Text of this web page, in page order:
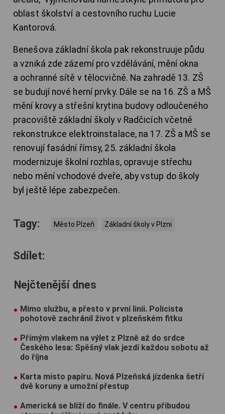
oblast školství a cestovního ruchu Lucie
Kantorová.
Benešova základní škola pak rekonstruuje půdu
a vzniká zde zázemí pro vzdělávání, mění okna
a ochranné sítě v tělocvičně. Na zahradě 13. ZŠ
se budují nové herní prvky. Dále se na 16. ZŠ a MŠ
mění krovy a střešní krytina budovy odloučeného
pracoviště základní školy v Radčicích včetně
rekonstrukce elektroinstalace, na 17. ZŠ a MŠ se
renovují fasádní římsy, 25. základní škola
modernizuje školní rozhlas, opravuje střechu
nebo mění vchodové dveře, aby vstup do školy
byl ještě lépe zabezpečen.
Tagy: Město Plzeň Základní školy v Plzni
Sdílet:
Nejčtenější dnes
Mimo službu, a přesto v první linii. Policista
pohotově zachránil život v plzeňském fitku
Přímým vlakem na výlet z Plzně až do srdce
Českého lesa: Spěšný vlak jezdí každou sobotu až
do října
Karta místo papíru. Nová Plzeňská jízdenka šetří
dvě koruny a umožní přestup
Americká se blíží do finále. V centru přibudou